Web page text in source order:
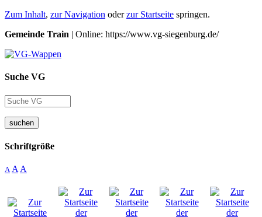
Zum Inhalt, zur Navigation oderzur Startseite springen.
Gemeinde Train | Online: https://www.vg-siegenburg.de/
Suche VG
suchen
Schriftgröße
A A A